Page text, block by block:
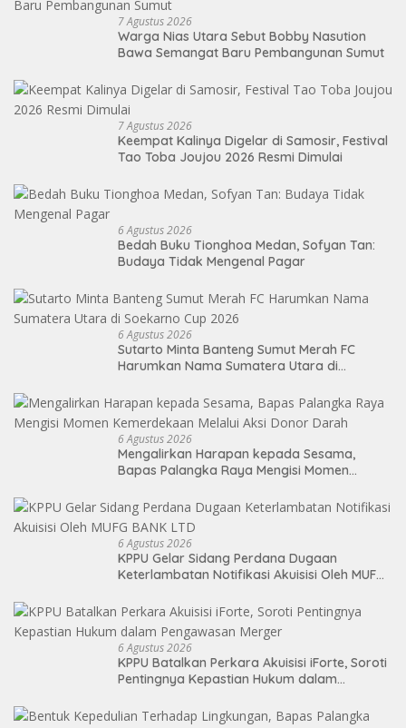
7 Agustus 2026
Warga Nias Utara Sebut Bobby Nasution
Bawa Semangat Baru Pembangunan Sumut
7 Agustus 2026
Keempat Kalinya Digelar di Samosir, Festival
Tao Toba Joujou 2026 Resmi Dimulai
6 Agustus 2026
Bedah Buku Tionghoa Medan, Sofyan Tan:
Budaya Tidak Mengenal Pagar
6 Agustus 2026
Sutarto Minta Banteng Sumut Merah FC
Harumkan Nama Sumatera Utara di
6 Agustus 2026
Mengalirkan Harapan kepada Sesama,
Bapas Palangka Raya Mengisi Momen
6 Agustus 2026
KPPU Gelar Sidang Perdana Dugaan
Keterlambatan Notifikasi Akuisisi Oleh MUFG
6 Agustus 2026
KPPU Batalkan Perkara Akuisisi iForte, Soroti
Pentingnya Kepastian Hukum dalam